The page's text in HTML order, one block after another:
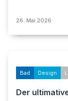
26. Mai 2026
Bad Design
Der